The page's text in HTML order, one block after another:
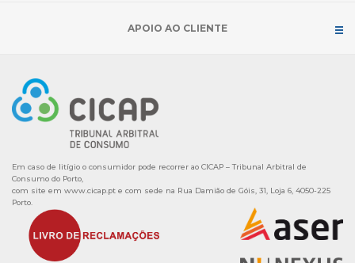
APOIO AO CLIENTE
Em caso de litígio o consumidor pode recorrer ao CICAP – Tribunal Arbitral de
Consumo do Porto,
com site em www.cicap.pt e com sede na Rua Damião de Góis, 31, Loja 6, 4050-225
Porto.